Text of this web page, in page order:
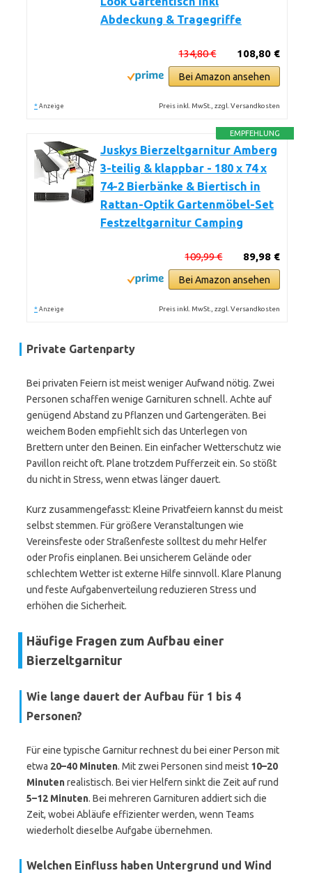
Abdeckung & Tragegriffe
108,80 €
134,80 €
Bei Amazon ansehen
* Anzeige Preis inkl. MwSt., zzgl. Versandkosten
EMPFEHLUNG
Juskys Bierzeltgarnitur Amberg
3-teilig & klappbar - 180 x 74 x
74-2 Bierbänke & Biertisch in
Rattan-Optik Gartenmöbel-Set
Festzeltgarnitur Camping
89,98 €
109,99 €
Bei Amazon ansehen
* Anzeige Preis inkl. MwSt., zzgl. Versandkosten
Private Gartenparty
Bei privaten Feiern ist meist weniger Aufwand nötig. Zwei
Personen schaffen wenige Garnituren schnell. Achte auf
genügend Abstand zu Pflanzen und Gartengeräten. Bei
weichem Boden empfiehlt sich das Unterlegen von
Brettern unter den Beinen. Ein einfacher Wetterschutz wie
Pavillon reicht oft. Plane trotzdem Pufferzeit ein. So stößt
du nicht in Stress, wenn etwas länger dauert.
Kurz zusammengefasst: Kleine Privatfeiern kannst du meist
selbst stemmen. Für größere Veranstaltungen wie
Vereinsfeste oder Straßenfeste solltest du mehr Helfer
oder Profis einplanen. Bei unsicherem Gelände oder
schlechtem Wetter ist externe Hilfe sinnvoll. Klare Planung
und feste Aufgabenverteilung reduzieren Stress und
erhöhen die Sicherheit.
Häufige Fragen zum Aufbau einer
Bierzeltgarnitur
Wie lange dauert der Aufbau für 1 bis 4
Personen?
Für eine typische Garnitur rechnest du bei einer Person mit
etwa 20–40 Minuten. Mit zwei Personen sind meist 10–20
Minutenrealistisch. Bei vier Helfern sinkt die Zeit auf rund
5–12 Minuten. Bei mehreren Garnituren addiert sich die
Zeit, wobei Abläufe effizienter werden, wenn Teams
wiederholt dieselbe Aufgabe übernehmen.
Welchen Einfluss haben Untergrund und Wind